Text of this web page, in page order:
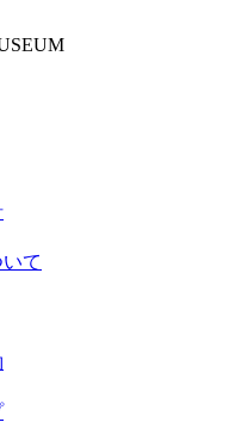
て